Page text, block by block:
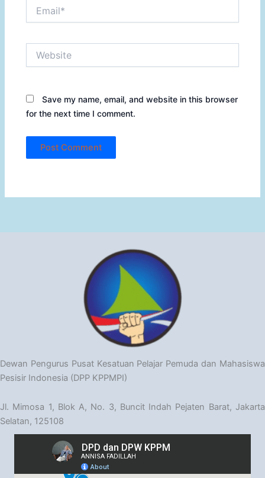
Save my name, email, and website in this browser
for the next time I comment.
Dewan Pengurus Pusat Kesatuan Pelajar Pemuda dan Mahasiswa
Pesisir Indonesia (DPP KPPMPI)
Jl. Mimosa 1, Blok A, No. 3, Buncit Indah Pejaten Barat, Jakarta
Selatan, 125108